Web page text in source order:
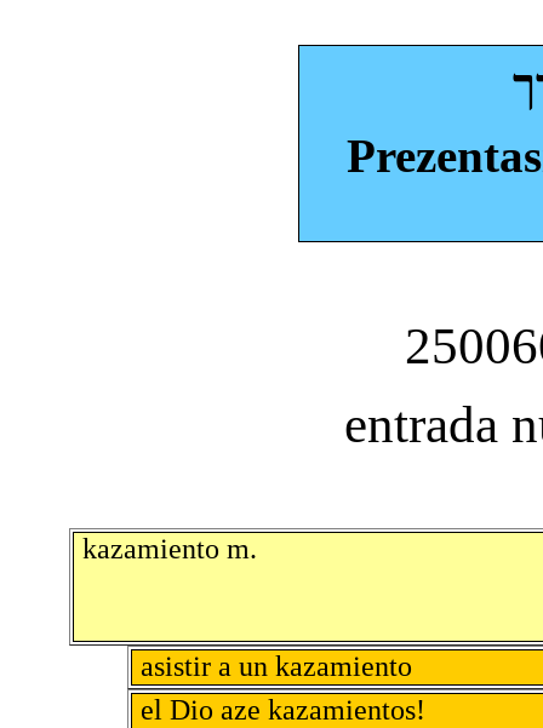
entrada
kazamiento m.
asistir a un kazamiento
el Dio aze kazamientos!